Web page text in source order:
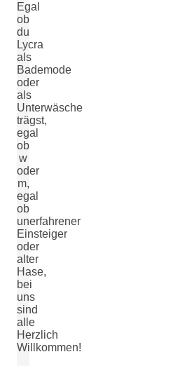
Egal
ob
du
Lycra
als
Bademode
oder
als
Unterwäsche
trägst,
egal
ob
w
oder
m,
egal
ob
unerfahrener
Einsteiger
oder
alter
Hase,
bei
uns
sind
alle
Herzlich
Willkommen!